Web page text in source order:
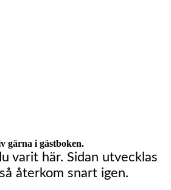
gärna i gästboken.
varit här. Sidan utvecklas
återkom snart igen.